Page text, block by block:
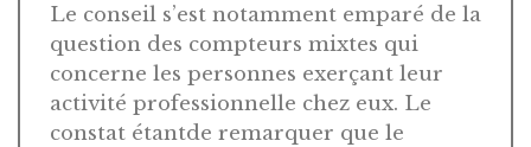
Le conseil s’est notamment emparé de la
question des compteurs mixtes qui
concerne les personnes exerçant leur
activité professionnelle chez eux. Le
constat étantde remarquer que le